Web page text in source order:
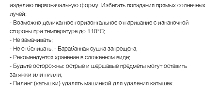
изделию первоначальную форму. Избегать попадания прямых солнечных
лучей;
- Возможно деликатное горизонтальное отпаривание с изнаночной
стороны при температуре до 110°С;
- Не замачивать;
- Не отбеливать; - Барабанная сушка запрещена;
- Рекомендуется хранение в сложенном виде;
- Будьте осторожны: острые и шершавые предметы могут оставить
затяжки или пилли;
- Пилинг (катышки) удалять машинкой для удаления катышек.
Northern
О бренде
Новинки
Коллекции
Для дома
Каталог